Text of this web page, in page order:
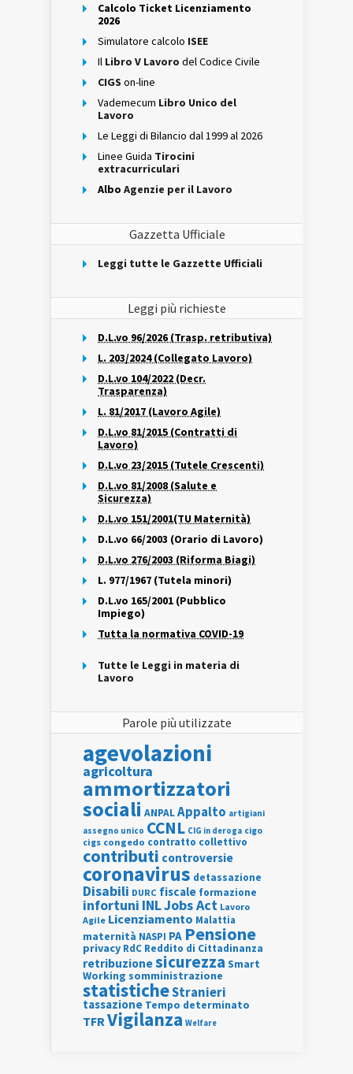
Calcolo Ticket Licenziamento
2026
Simulatore calcolo ISEE
Il Libro V Lavoro del Codice Civile
CIGS on-line
Vademecum Libro Unico del
Lavoro
Le Leggi di Bilancio dal 1999 al 2026
Linee Guida Tirocini
extracurriculari
Albo Agenzie per il Lavoro
Gazzetta Ufficiale
Leggi tutte le Gazzette Ufficiali
Leggi più richieste
D.L.vo 96/2026 (Trasp. retributiva)
L. 203/2024 (Collegato Lavoro)
D.L.vo 104/2022 (Decr.
Trasparenza)
L. 81/2017 (Lavoro Agile)
D.L.vo 81/2015 (Contratti di
Lavoro)
D.L.vo 23/2015 (Tutele Crescenti)
D.L.vo 81/2008 (Salute e
Sicurezza)
D.L.vo 151/2001(TU Maternità)
D.L.vo 66/2003 (Orario di Lavoro)
D.L.vo 276/2003 (Riforma Biagi)
L. 977/1967 (Tutela minori)
D.L.vo 165/2001 (Pubblico
Impiego)
Tutta la normativa COVID-19
Tutte le Leggi in materia di
Lavoro
Parole più utilizzate
agevolazioni
agricoltura
ammortizzatori
sociali ANPALAppalto artigiani
assegno unico CCNL CIG in deroga cigo
cigs congedo contratto collettivo
contributi controversie
coronavirus detassazione
Disabili DURC fiscale formazione
infortuni INLJobs Act Lavoro
Agile Licenziamento Malattia
maternità NASPI PA Pensione
privacy RdC Reddito di Cittadinanza
retribuzionesicurezza Smart
Working somministrazione
statisticheStranieri
tassazione Tempo determinato
TFRVigilanza Welfare